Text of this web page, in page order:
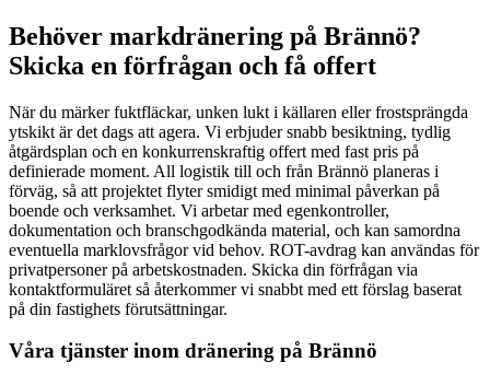
Behöver markdränering på Brännö?
Skicka en förfrågan och få offert
När du märker fuktfläckar, unken lukt i källaren eller frostsprängda
ytskikt är det dags att agera. Vi erbjuder snabb besiktning, tydlig
åtgärdsplan och en konkurrenskraftig offert med fast pris på
definierade moment. All logistik till och från Brännö planeras i
förväg, så att projektet flyter smidigt med minimal påverkan på
boende och verksamhet. Vi arbetar med egenkontroller,
dokumentation och branschgodkända material, och kan samordna
eventuella marklovsfrågor vid behov. ROT-avdrag kan användas för
privatpersoner på arbetskostnaden. Skicka din förfrågan via
kontaktformuläret så återkommer vi snabbt med ett förslag baserat
på din fastighets förutsättningar.
Våra tjänster inom dränering på Brännö